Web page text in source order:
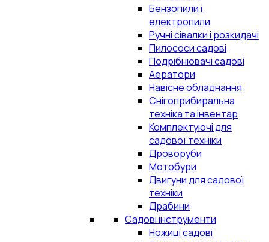
Бензопили і
електропили
Ручні сівалки і розкидачі
Пилососи садові
Подрібнювачі садові
Аератори
Навісне обладнання
Снігоприбиральна
техніка та інвентар
Комплектуючі для
садової техніки
Дроворуби
Мотобури
Двигуни для садової
техніки
Драбини
Садові інструменти
Ножиці садові